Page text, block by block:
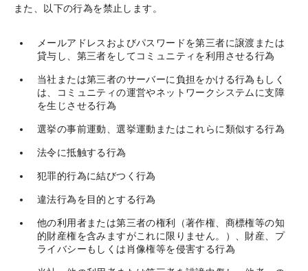
また、以下の行為を禁止します。
メールアドレスおよびパスワードを第三者に譲渡または
貸与し、第三者をしてコミュニティを利用させる行為
当社または第三者のサーバーに負担をかける行為もしく
は、コミュニティの運営やネットワークシステムに支障
を生じさせる行為
選挙の事前運動、選挙運動またはこれらに類似する行為
法令に抵触する行為
犯罪的行為に結びつく行為
違法行為を目的とする行為
他の利用者または第三者の権利（著作権、商標権等の知
的財産権を含みますがこれに限りません。）、財産、プ
ライバシーもしくは肖像権等を侵害する行為